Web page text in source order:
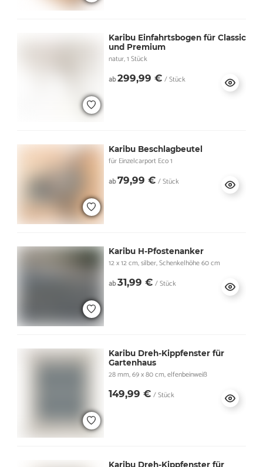
Karibu Einfahrtsbogen für Classic
und Premium
natur, 1 Stück
ab299,99 € / Stück
Karibu Beschlagbeutel
für Einzelcarport Eco 1
ab79,99 € / Stück
Karibu H-Pfostenanker
12 x 12 cm, silber, Schenkelhöhe 60 cm
ab31,99 € / Stück
Karibu Dreh-Kippfenster für
Gartenhaus
28 mm, 69 x 80 cm, elfenbeinweiß
149,99 € / Stück
Karibu Dreh-Kippfenster für